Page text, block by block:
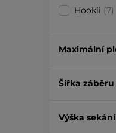
Hookii (7)
Maximální
Šířka
Výška sekání